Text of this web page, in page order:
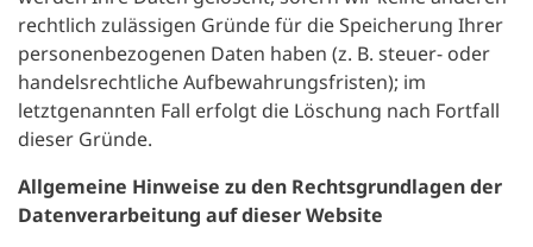
rechtlich zulässigen Gründe für die Speicherung Ihrer
personenbezogenen Daten haben (z. B. steuer- oder
handelsrechtliche Aufbewahrungsfristen); im
letztgenannten Fall erfolgt die Löschung nach Fortfall
dieser Gründe.
Allgemeine Hinweise zu den Rechtsgrundlagen der
Datenverarbeitung auf dieser Website